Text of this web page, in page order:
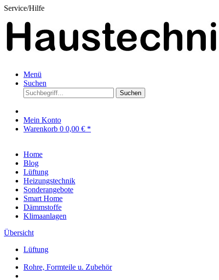
Service/Hilfe
Menü
Suchen
Suchen
Mein Konto
Warenkorb 0 0,00 € *
Home
Blog
Lüftung
Heizungstechnik
Sonderangebote
Smart Home
Dämmstoffe
Klimaanlagen
Übersicht
Lüftung
Rohre, Formteile u. Zubehör